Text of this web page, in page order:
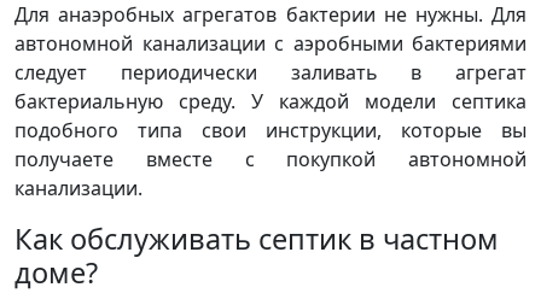
Для анаэробных агрегатов бактерии не нужны. Для
автономной канализации с аэробными бактериями
следует периодически заливать в агрегат
бактериальную среду. У каждой модели септика
подобного типа свои инструкции, которые вы
получаете вместе с покупкой автономной
канализации.
Как обслуживать септик в частном
доме?